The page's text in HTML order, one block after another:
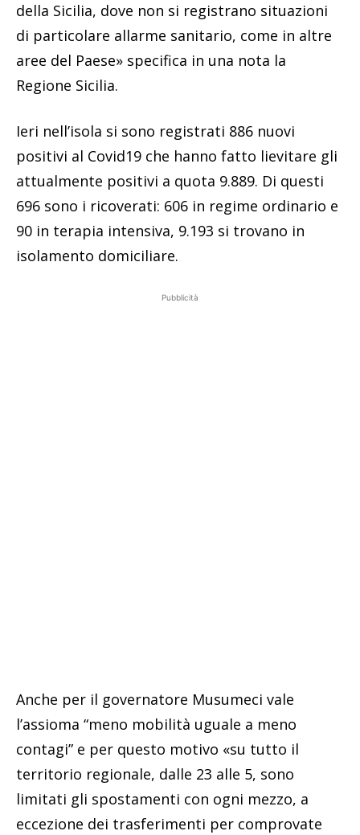
della Sicilia, dove non si registrano situazioni
di particolare allarme sanitario, come in altre
aree del Paese» specifica in una nota la
Regione Sicilia.
Ieri nell’isola si sono registrati 886 nuovi
positivi al Covid19 che hanno fatto lievitare gli
attualmente positivi a quota 9.889. Di questi
696 sono i ricoverati: 606 in regime ordinario e
90 in terapia intensiva, 9.193 si trovano in
isolamento domiciliare.
Pubblicità
Anche per il governatore Musumeci vale
l’assioma “meno mobilità uguale a meno
contagi” e per questo motivo «su tutto il
territorio regionale, dalle 23 alle 5, sono
limitati gli spostamenti con ogni mezzo, a
eccezione dei trasferimenti per comprovate